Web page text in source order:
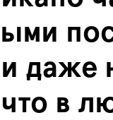
даже
в